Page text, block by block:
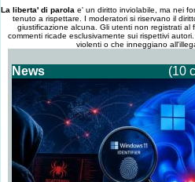
La liberta' di parola e' un diritto inviolabile, ma nei
tenuto a rispettare. I moderatori si riservano il
giustificazione alcuna. Gli utenti non registrati al
commenti ricade esclusivamente sui rispettivi
violenti o che inneggiano
News (10